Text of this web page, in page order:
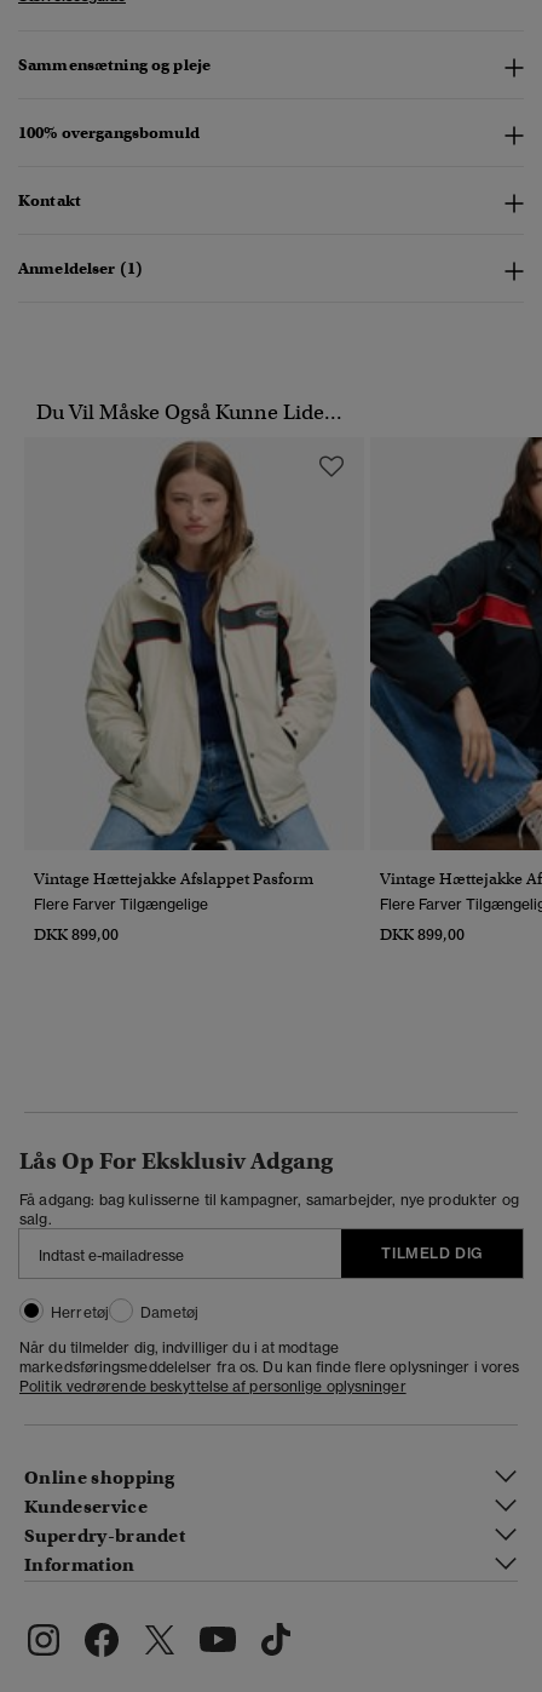
Sammensætning og pleje
100% overgangsbomuld
Kontakt
Anmeldelser (1)
Du Vil Måske Også Kunne Lide...
Vintage Hættejakke Afslappet Pasform
Flere Farver Tilgængelige
DKK 899,00
Vintage Hættejakke
Flere Farver
DKK 899,00
Lås Op For Eksklusiv Adgang
Få adgang: bag kulisserne til kampagner, samarbejder, nye produkter og
salg.
TILMELD DIG
Herretøj
Dametøj
Når du tilmelder dig, indvilliger du i at modtage
markedsføringsmeddelelser fra os. Du kan finde flere oplysninger i vores
Politik vedrørende beskyttelse af personlige oplysninger
Online shopping
Kundeservice
Superdry-brandet
Information